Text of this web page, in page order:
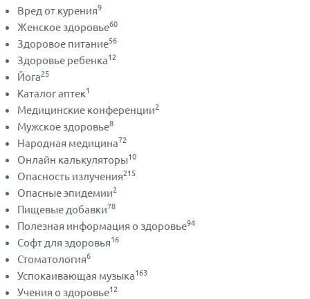
Вред от курения9
Женское здоровье60
Здоровое питание56
Здоровье ребенка12
Йога25
Каталог аптек1
Медицинские конференции2
Мужское здоровье8
Народная медицина72
Онлайн калькуляторы10
Опасность излучения215
Опасные эпидемии2
Пищевые добавки78
Полезная информация о здоровье94
Софт для здоровья16
Стоматология6
Успокаивающая музыка163
Учения о здоровье12